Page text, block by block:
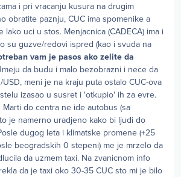
i pri vracanju kusura na drugim
obratite paznju, CUC ima spomenike a
lako uci u stos. Menjacnica (CADECA) ima i
su guzve/redovi ispred (kao i svuda na
vam je pasos ako zelite da
da budu i malo bezobrazni i nece da
USD, meni je na kraju puta ostalo CUC-ova
izasao u susret i 'otkupio' ih za evre.
Marti do centra ne ide autobus (sa
je namerno uradjeno kako bi ljudi do
dugog leta i klimatske promene (+25
beogradskih 0 stepeni) me je mrzelo da
da uzmem taxi. Na zvanicnom info
da je taxi oko 30-35 CUC sto mi je bilo